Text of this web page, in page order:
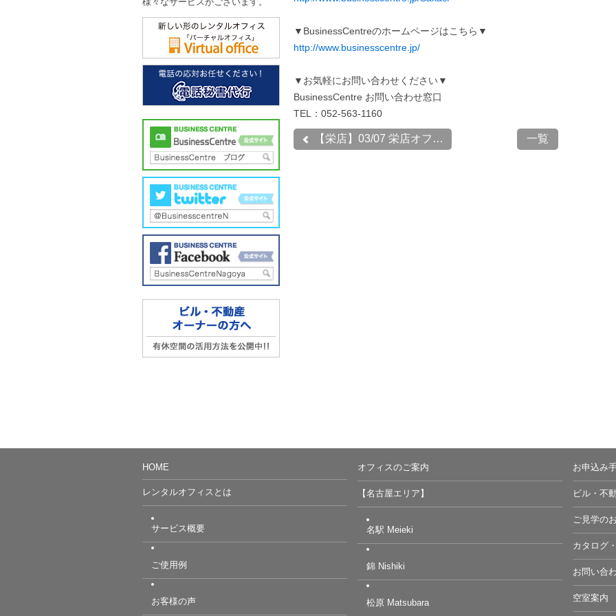
▼BusinessCentreのホームページはこちら▼
http://www.businesscentre.jp/
▼お気軽にお問い合わせください▼
BusinessCentre お問い合わせ窓口
TEL：052-563-1160
【栄店】03/07 栄店オフィ... 一覧
HOME
レンタルオフィスとは
サービス概要
ご使用例
お客様の声
オフィスのご案内
【名古屋エリア】
名駅 Meieki
錦 Nishiki
松原 Matsubara
お申込み
ビル・不
ご見学の
カタログ
お問い合
空室案内